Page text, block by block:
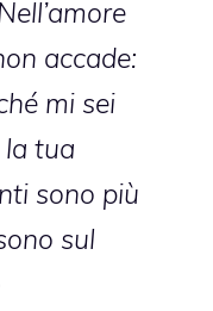
accade:
mi sei
la tua
sono più
sul